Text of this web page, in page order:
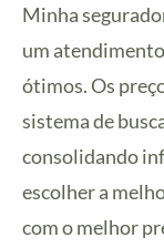
Minha
um
ótimos. Os
sistema de
consolidando
escolher a
com o melhor